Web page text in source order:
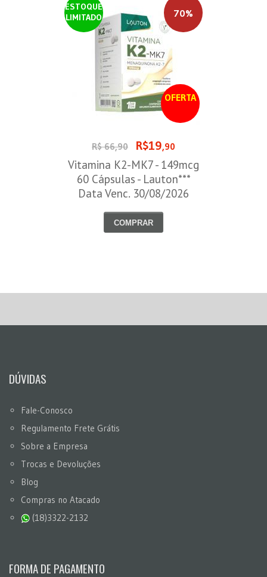
ESTOQUE
LIMITADO
OFERTA
70%
R$ 66,90 R$19,90
Vitamina K2-MK7 - 149mcg
60 Cápsulas - Lauton***
Data Venc. 30/08/2026
COMPRAR
DÚVIDAS
Fale-Conosco
Regulamento Frete Grátis
Sobre a Empresa
Trocas e Devoluções
Blog
Compras no Atacado
(18)3322-2132
FORMA DE PAGAMENTO